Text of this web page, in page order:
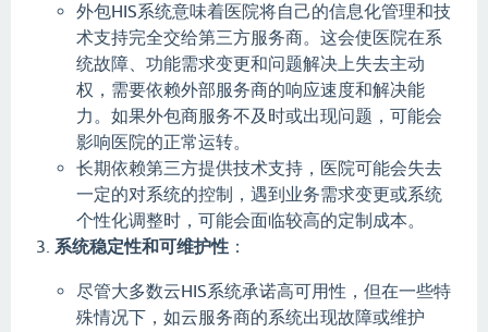
外包HIS系统意味着医院将自己的信息化管理和技
术支持完全交给第三方服务商。这会使医院在系
统故障、功能需求变更和问题解决上失去主动
权，需要依赖外部服务商的响应速度和解决能
力。如果外包商服务不及时或出现问题，可能会
影响医院的正常运转。
长期依赖第三方提供技术支持，医院可能会失去
一定的对系统的控制，遇到业务需求变更或系统
个性化调整时，可能会面临较高的定制成本。
系统稳定性和可维护性 ：
尽管大多数云HIS系统承诺高可用性，但在一些特
殊情况下，如云服务商的系统出现故障或维护